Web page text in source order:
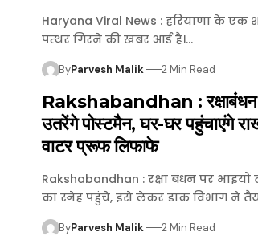
Haryana Viral News : हरियाणा के
पत्थर गिरने की खबर आई है।…
ByParvesh Malik 2 Min Read
Rakshabandhan : रक्षाबंधन
उतरेंगे पोस्टमैन, घर-घर पहुंचाएंगे
वाटर प्रूफ लिफाफे
Rakshabandhan : रक्षा बंधन पर
का स्नेह पहुंचे, इसे लेकर डाक विभाग ने
ByParvesh Malik 2 Min Read